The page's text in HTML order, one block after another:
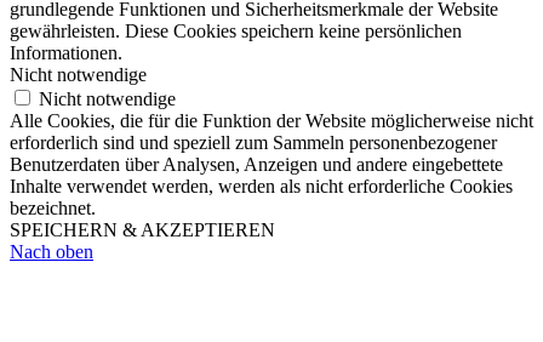
grundlegende Funktionen und Sicherheitsmerkmale der Website
gewährleisten. Diese Cookies speichern keine persönlichen
Informationen.
Nicht notwendige
Nicht notwendige
Alle Cookies, die für die Funktion der Website möglicherweise nicht
erforderlich sind und speziell zum Sammeln personenbezogener
Benutzerdaten über Analysen, Anzeigen und andere eingebettete
Inhalte verwendet werden, werden als nicht erforderliche Cookies
bezeichnet.
SPEICHERN & AKZEPTIEREN
Nach oben